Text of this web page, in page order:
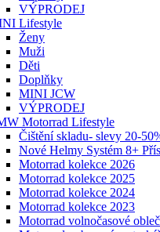
VÝPRODEJ
Lifestyle
Ženy
Muži
Děti
Doplňky
MINI JCW
VÝPRODEJ
Motorrad Lifestyle
Čištění skladu- slevy 20-
Nové Helmy Systém 8+
Motorrad kolekce 2026
Motorrad kolekce 2025
Motorrad kolekce 2024
Motorrad kolekce 2023
Motorrad volnočasové